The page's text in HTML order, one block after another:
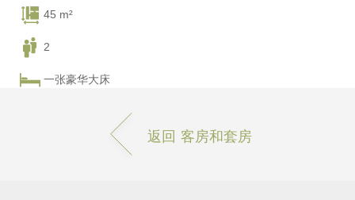
45 m²
2
一张豪华大床
返回 客房和套房